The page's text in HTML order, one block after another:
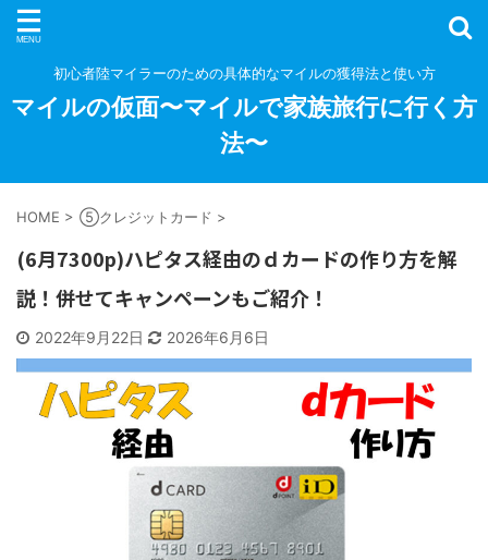
初心者陸マイラーのための具体的なマイルの獲得法と使い方
マイルの仮面〜マイルで家族旅行に行く方
法〜
HOME > ⑤クレジットカード >
(6月7300p)ハピタス経由のｄカードの作り方を解
説！併せてキャンペーンもご紹介！
2022年9月22日 2026年6月6日